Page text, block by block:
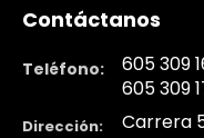
Contáctanos
Teléfono:
605 309
605 309
Dirección: Carrera